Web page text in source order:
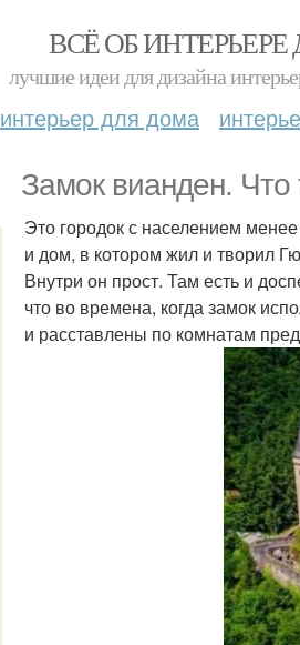
ВСЁ ОБ
лучшие идеи для дизайна
интерьер для дома
Замок вианден. Что
Это городок с населением
и дом, в котором жил и творил
Внутри он прост. Там есть и
что во времена, когда замок
и расставлены по комнатам